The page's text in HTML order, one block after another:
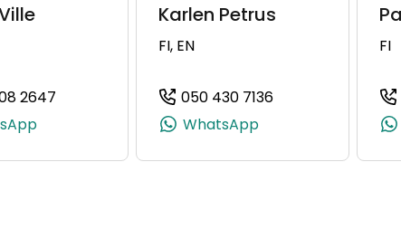
+358 50 412 7174)
2647
(+358503082647, 0503082647, +358 50 308
Karlen Petrus
FI, EN
050 430 7136
WhatsApp
FI